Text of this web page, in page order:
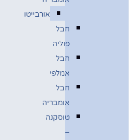
אורבייטו
חבל
פוליה
חבל
אמלפי
חבל
אומבריה
טוסקנה
–